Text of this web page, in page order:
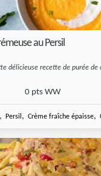
au Persil
délicieuse recette de purée de
0 pts WW
, Persil , Crème fraîche épaisse,